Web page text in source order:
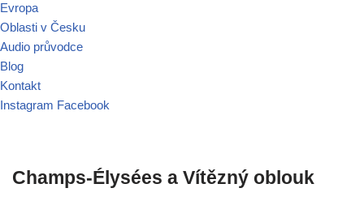
Evropa
Oblasti v Česku
Audio průvodce
Blog
Kontakt
Instagram Facebook
Champs-Élysées a Vítězný oblouk